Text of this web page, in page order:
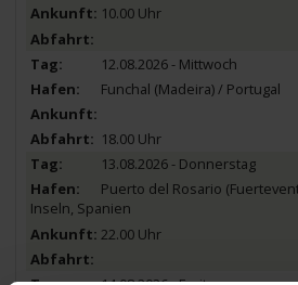
10.00 Uhr
12.08.2026 - Mittwoch
Funchal (Madeira) / Portugal
18.00 Uhr
13.08.2026 - Donnerstag
Puerto del Rosario
Inseln, Spanien
22.00 Uhr